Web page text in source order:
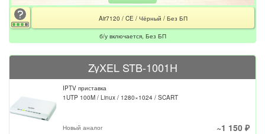
Air7120 / CE / Чёрный / Без БП
б/у включается, Без БП
ZyXEL STB-1001H
IPTV приставка
1UTP 100M / Linux / 1280×1024 / SCART
Новый аналог ~1 150 ₽